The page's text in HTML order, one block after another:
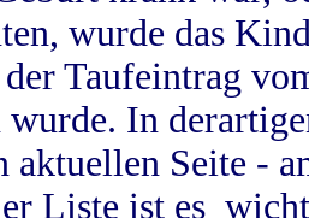
wurde das
der Taufeintrag
In
aktuellen Seite -
Liste ist es